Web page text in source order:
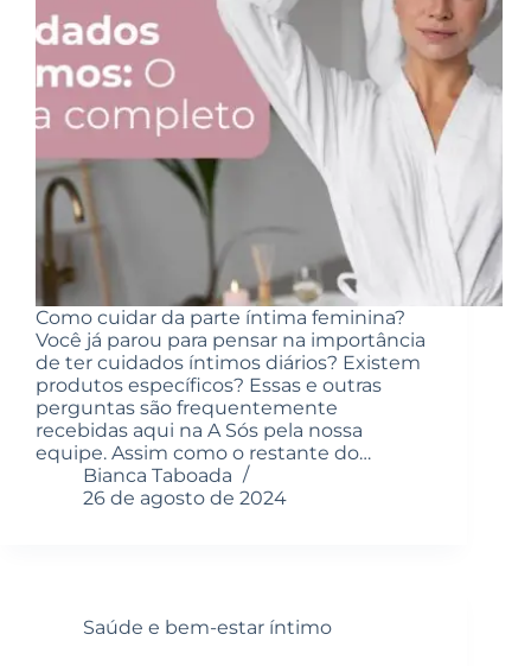
Como cuidar da parte íntima feminina?
Você já parou para pensar na importância
de ter cuidados íntimos diários? Existem
produtos específicos? Essas e outras
perguntas são frequentemente
recebidas aqui na A Sós pela nossa
equipe. Assim como o restante do…
Bianca Taboada
26 de agosto de 2024
Saúde e bem-estar íntimo